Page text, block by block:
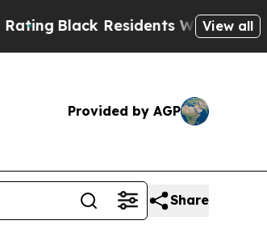
Black Residents Warned ofView all
Provided by AGP
Share